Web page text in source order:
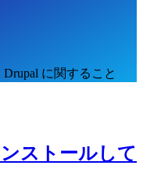
に関すること
ストールして